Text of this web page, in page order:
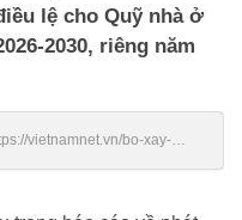
lệ cho Quỹ nhà ở
2030, riêng năm
vietnamnet.vn/bo-xay-